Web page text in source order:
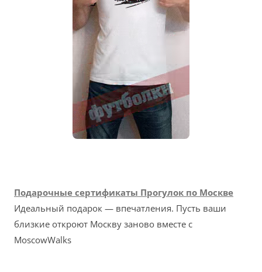
Подарочные сертификаты Прогулок по Москве
Идеальный подарок — впечатления. Пусть ваши
близкие откроют Москву заново вместе с
MoscowWalks